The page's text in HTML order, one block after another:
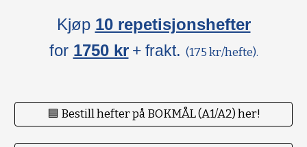
Kjøp 10 repetisjonshefter
for 1750 kr + frakt. (175 kr/hefte).
🟦 Bestill hefter på BOKMÅL (A1/A2) her!